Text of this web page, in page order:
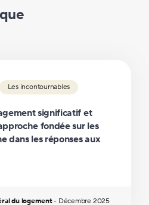
Les incontournables
significatif et
fondée sur les
dans les réponses aux
du logement- Décembre 2025